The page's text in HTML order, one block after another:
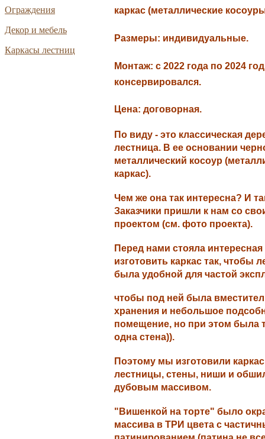
Ограждения
Декор и мебель
Каркасы лестниц
каркас (металлические
Размеры: индивидуальные.
Монтаж: с 2022 года по 2024
консервировался.
Цена: договорная.
По виду - это классическая
лестница. В ее основании
металлический косоур
каркас).
Чем же она так интересна? И
Заказчики пришли к нам со
проектом (см. фото проекта).
Перед нами стояла интересная
изготовить каркас так, чтобы
была удобной для частой
чтобы под ней была
хранения и небольшое
помещение, но при этом была
одна стена)).
Поэтому мы изготовили каркас
лестницы, стены, ниши и
дубовым массивом.
"Вишенкой на торте" было
массива в ТРИ цвета с